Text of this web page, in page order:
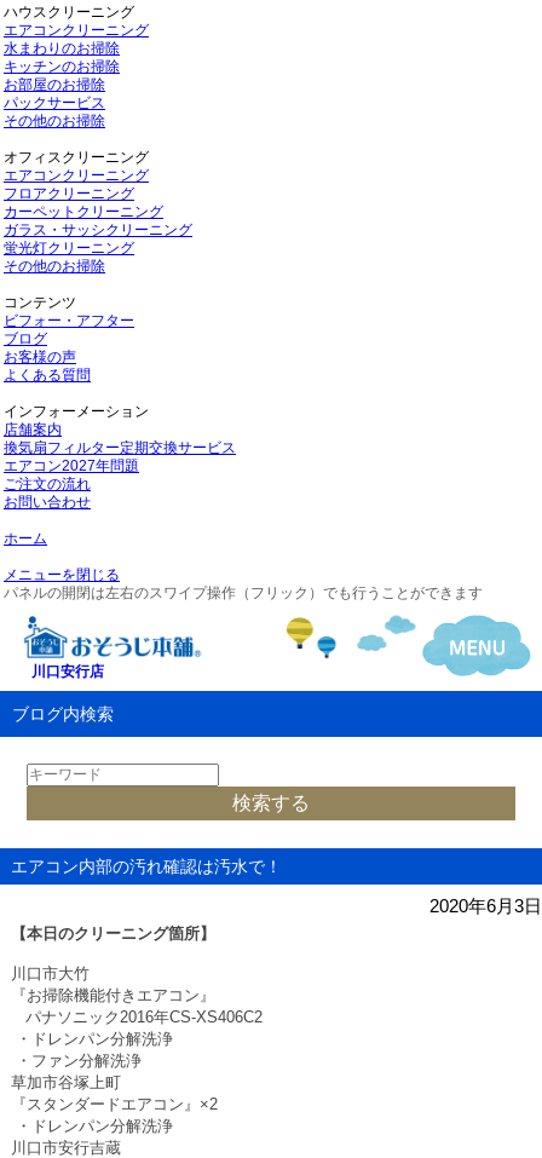
ハウスクリーニング
エアコンクリーニング
水まわりのお掃除
キッチンのお掃除
お部屋のお掃除
パックサービス
その他のお掃除
オフィスクリーニング
エアコンクリーニング
フロアクリーニング
カーペットクリーニング
ガラス・サッシクリーニング
蛍光灯クリーニング
その他のお掃除
コンテンツ
ビフォー・アフター
ブログ
お客様の声
よくある質問
インフォーメーション
店舗案内
換気扇フィルター定期交換サービス
エアコン2027年問題
ご注文の流れ
お問い合わせ
ホーム
メニューを閉じる
パネルの開閉は左右のスワイプ操作（フリック）でも行うことができます
川口安行店
ブログ内検索
エアコン内部の汚れ確認は汚水で！
2020年6月3日
【本日のクリーニング箇所】
川口市大竹
『お掃除機能付きエアコン』
パナソニック 2016年CS-XS406C2
・ドレンパン分解洗浄
・ファン分解洗浄
草加市谷塚上町
『スタンダードエアコン』 ×2
・ドレンパン分解洗浄
川口市安行吉蔵